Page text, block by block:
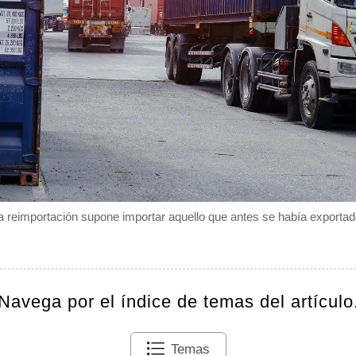
reimportación supone importar aquello que antes se había
por el índice de temas del
Temas